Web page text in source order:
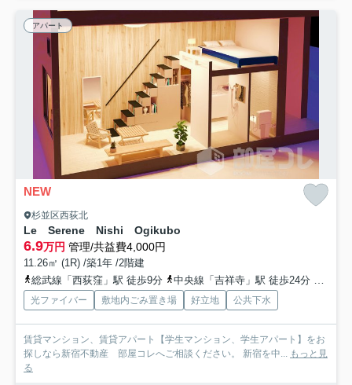
アパート
NEW
杉並区西荻北
Le Serene Nishi Ogikubo
6.9万円 管理/共益費4,000円
11.26㎡ (1R) /築1年 /2階建
総武線「西荻窪」駅 徒歩9分
中央線「吉祥寺」駅 徒歩24分 京王
光ファイバー 敷地内ごみ置き場 好立地 公共下水
賃貸マンション、賃貸アパート【学生マンション、学生アパート】をお
探しなら新宿不動産 部屋コレへご相談ください。 新宿を中... もっと見
る